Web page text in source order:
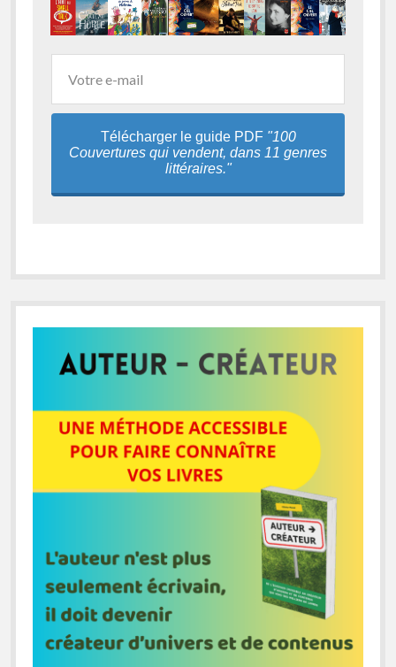
Télécharger le guide PDF "100
Couvertures qui vendent, dans 11 genres
littéraires."